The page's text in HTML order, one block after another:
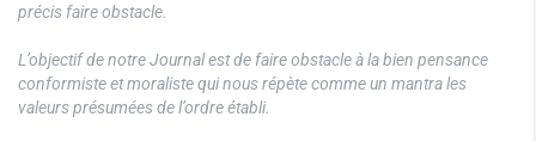
précis faire obstacle.
L’objectif de notre Journal est de faire obstacle à la bien pensance
conformiste et moraliste qui nous répète comme un mantra les
valeurs présumées de l’ordre établi.